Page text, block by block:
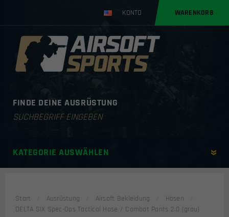
KONTO WARENKORB
FINDE DEINE AUSRÜSTUNG
Products
KATEGORIE AUSWÄHLEN
Start Ausrüstung Airsoft Bekleidung
Hosen
DELTA SIX Spec-Ops Tactical Hose / Combat Pants 2.0 (grau)